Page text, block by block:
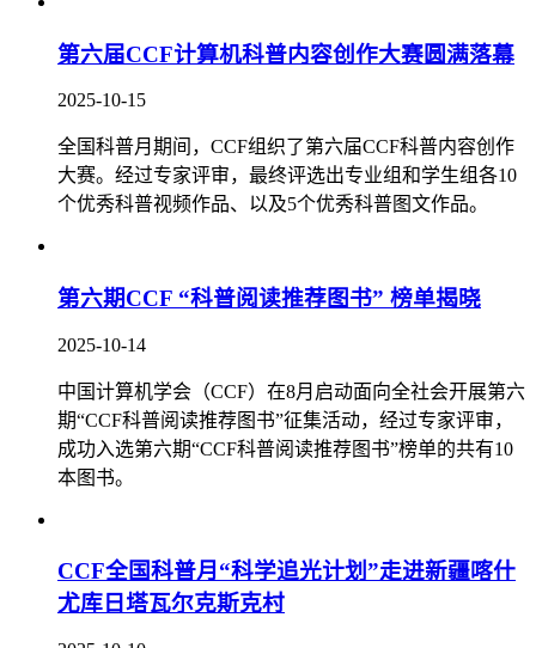
第六届CCF计算机科普内容创作大赛圆满落幕
2025-10-15
全国科普月期间，CCF组织了第六届CCF科普内容创作
大赛。经过专家评审，最终评选出专业组和学生组各10
个优秀科普视频作品、以及5个优秀科普图文作品。
第六期CCF “科普阅读推荐图书” 榜单揭晓
2025-10-14
中国计算机学会（CCF）在8月启动面向全社会开展第六
期“CCF科普阅读推荐图书”征集活动，经过专家评审，
成功入选第六期“CCF科普阅读推荐图书”榜单的共有10
本图书。
CCF全国科普月“科学追光计划”走进新疆喀什
尤库日塔瓦尔克斯克村